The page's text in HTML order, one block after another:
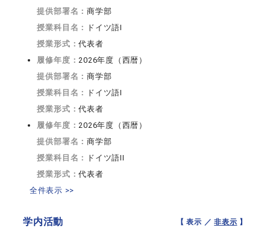
提供部署名：商学部
授業科目名：
ドイツ語I
授業形式：代表者
履修年度：2026年度（西暦）
提供部署名：商学部
授業科目名：
ドイツ語I
授業形式：代表者
履修年度：2026年度（西暦）
提供部署名：商学部
授業科目名：
ドイツ語II
授業形式：代表者
全件表示 >>
学内活動 【 表示 ／非表示 】